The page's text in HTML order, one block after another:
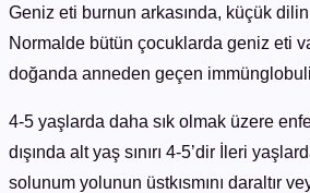
Geniz eti burnun arkasında, küçük
Normalde bütün çocuklarda geniz eti
doğanda anneden geçen
4-5 yaşlarda daha sık olmak üzere
dışında alt yaş sınırı 4-5’dir İleri
solunum yolunun üstkısmını daraltır